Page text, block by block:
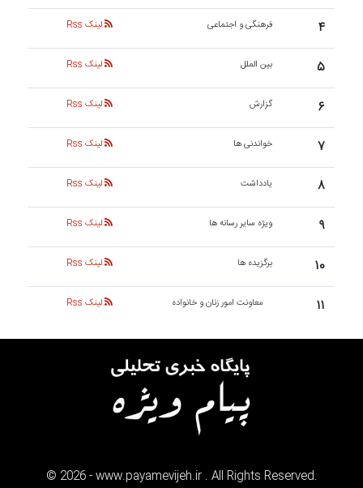
۴ فرهنگی و اجتماعی لینک Rss
۵ بین الملل لینک Rss
۶ گزارش لینک Rss
۷ خواندنی ها لینک Rss
۸ یادداشت لینک Rss
۹ ویژه سایر رسانه ها لینک Rss
۱۰ برگزیده ها لینک Rss
۱۱ معاونت امور زنان و خانواده لینک Rss
© 2026- www.payamevijeh.ir . All Rights Reserved.